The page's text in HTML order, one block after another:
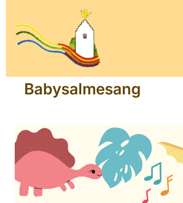
Babysalmesang